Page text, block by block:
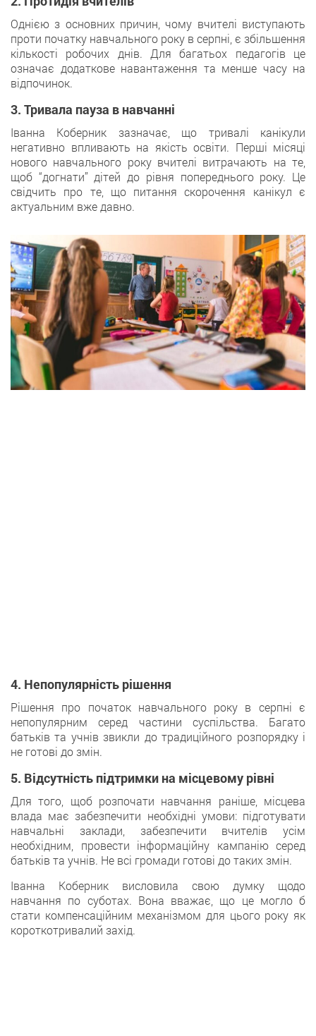
Однією з основних причин, чому вчителі виступають
проти початку навчального року в серпні, є збільшення
кількості робочих днів. Для багатьох педагогів це
означає додаткове навантаження та менше часу на
відпочинок.
3. Тривала пауза в навчанні
Іванна Коберник зазначає, що тривалі канікули
негативно впливають на якість освіти. Перші місяці
нового навчального року вчителі витрачають на те,
щоб “догнати” дітей до рівня попереднього року. Це
свідчить про те, що питання скорочення канікул є
актуальним вже давно.
4. Непопулярність рішення
Рішення про початок навчального року в серпні є
непопулярним серед частини суспільства. Багато
батьків та учнів звикли до традиційного розпорядку і
не готові до змін.
5. Відсутність підтримки на місцевому рівні
Для того, щоб розпочати навчання раніше, місцева
влада має забезпечити необхідні умови: підготувати
навчальні заклади, забезпечити вчителів усім
необхідним, провести інформаційну кампанію серед
батьків та учнів. Не всі громади готові до таких змін.
Іванна Коберник висловила свою думку щодо
навчання по суботах. Вона вважає, що це могло б
стати компенсаційним механізмом для цього року як
короткотривалий захід.